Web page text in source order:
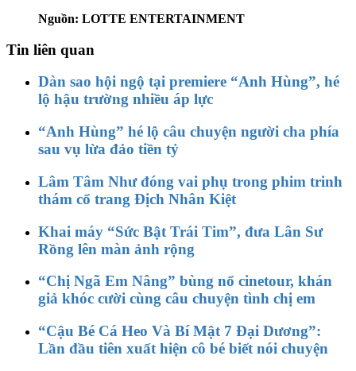
Nguồn: LOTTE ENTERTAINMENT
Tin liên quan
Dàn sao hội ngộ tại premiere “Anh Hùng”, hé
lộ hậu trường nhiều áp lực
“Anh Hùng” hé lộ câu chuyện người cha phía
sau vụ lừa đảo tiền tỷ
Lâm Tâm Như đóng vai phụ trong phim trinh
thám cổ trang Địch Nhân Kiệt
Khai máy “Sức Bật Trái Tim”, đưa Lân Sư
Rồng lên màn ảnh rộng
“Chị Ngã Em Nâng” bùng nổ cinetour, khán
giả khóc cười cùng câu chuyện tình chị em
“Cậu Bé Cá Heo Và Bí Mật 7 Đại Dương”:
Lần đầu tiên xuất hiện cô bé biết nói chuyện